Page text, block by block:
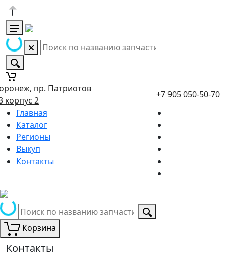
пр. Патриотов
корпус 2
+7 905 050-50-70
Главная
Каталог
Регионы
Выкуп
Контакты
Корзина
Контакты